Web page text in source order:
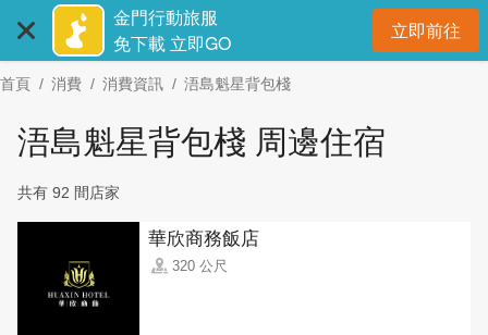
主
要
金門行動旅服
免下載 立即GO
立即前往開
首頁 消費 消費資訊 浯島魁星背包棧
浯島魁星背包棧 周邊住宿
共有 92 間店家
華欣商務飯店
320 公尺